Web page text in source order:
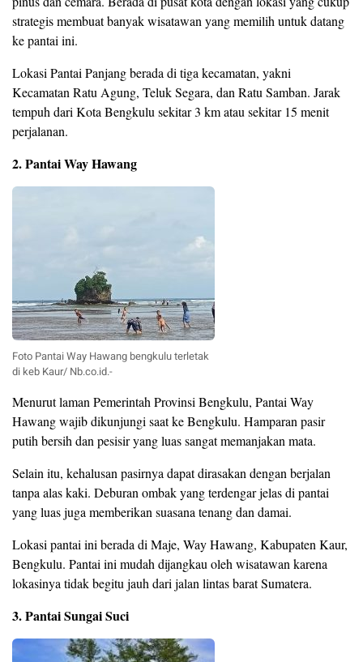
strategis membuat banyak wisatawan yang memilih untuk datang
ke pantai ini.
Lokasi Pantai Panjang berada di tiga kecamatan, yakni
Kecamatan Ratu Agung, Teluk Segara, dan Ratu Samban. Jarak
tempuh dari Kota Bengkulu sekitar 3 km atau sekitar 15 menit
perjalanan.
2. Pantai Way Hawang
Foto Pantai Way Hawang bengkulu terletak
di keb Kaur/ Nb.co.id.-
Menurut laman Pemerintah Provinsi Bengkulu, Pantai Way
Hawang wajib dikunjungi saat ke Bengkulu. Hamparan pasir
putih bersih dan pesisir yang luas sangat memanjakan mata.
Selain itu, kehalusan pasirnya dapat dirasakan dengan berjalan
tanpa alas kaki. Deburan ombak yang terdengar jelas di pantai
yang luas juga memberikan suasana tenang dan damai.
Lokasi pantai ini berada di Maje, Way Hawang, Kabupaten Kaur,
Bengkulu. Pantai ini mudah dijangkau oleh wisatawan karena
lokasinya tidak begitu jauh dari jalan lintas barat Sumatera.
3. Pantai Sungai Suci